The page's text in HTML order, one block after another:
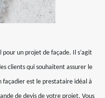
pour un projet de façade. Il s’agit
clients qui souhaitent assurer le
est le prestataire idéal à
de devis de votre projet. Vous